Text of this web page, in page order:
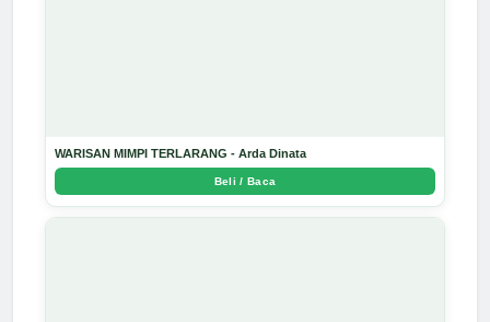
WARISAN MIMPI TERLARANG - Arda Dinata
Beli / Baca